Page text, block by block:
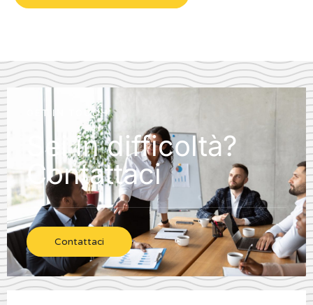
GET IN TOUCH
Sei in difficoltà?
Contattaci
Contattaci